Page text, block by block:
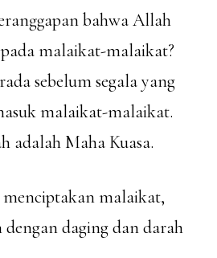
bahwa Allah
malaikat-malaikat?
sebelum segala yang
malaikat-malaikat.
adalah Maha Kuasa.
malaikat,
daging dan darah